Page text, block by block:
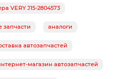
VERY J15-2804573
запчасти аналоги
автозапчастей
магазин автозапчастей